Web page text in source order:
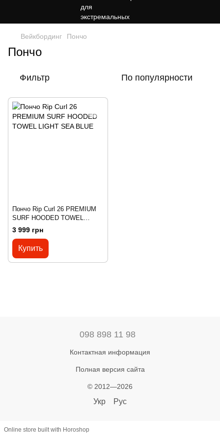
Вейкбординг Пончо
Пончо
Фильтр По популярности
Пончо Rip Curl 26 PREMIUM
SURF HOODED TOWEL
LIGHT SEA BLUE
3 999 грн
Купить
098 898 11 98
Контактная информация
Полная версия сайта
© 2012—2026
Укр Рус
Online store built with Horoshop